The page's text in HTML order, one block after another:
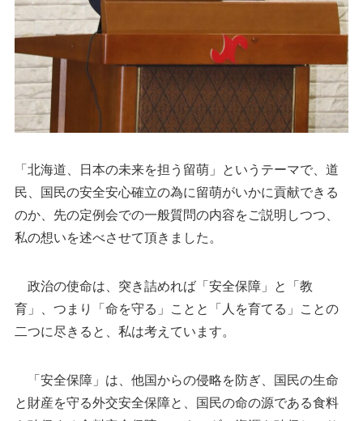
「北海道、日本の未来を担う留萌」というテーマで、道
民、国民の安全安心確立の為に留萌がいかに貢献できる
のか、先の定例会での一般質問の内容をご説明しつつ、
私の想いを述べさせて頂きました。
政治の使命は、突き詰めれば「安全保障」と「教
育」、つまり「命を守る」ことと「人を育てる」ことの
二つに尽きると、私は考えています。
「安全保障」は、他国からの侵略を防ぎ、国民の生命
と財産を守る外交安全保障と、国民の命の源である食料